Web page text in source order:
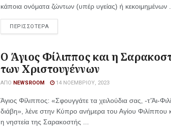
κάποια ονόματα ζώντων (υπέρ υγείας) ή κεκοιμημένων ...
ΠΕΡΙΣΣΟΤΕΡΑ
Ο Άγιος Φίλιππος και η
των Χριστουγέννων
ΑΠΌ NEWSROOM 14 ΝΟΕΜΒΡΊΟΥ, 2023
Άγιος Φίλιππος: «Σφουγγάτε τα χειλούδια σας, -τ’Άι-
διάβη», λένε στην Κύπρο ανήμερα του Αγίου Φιλίππου
η νηστεία της Σαρακοστής ...